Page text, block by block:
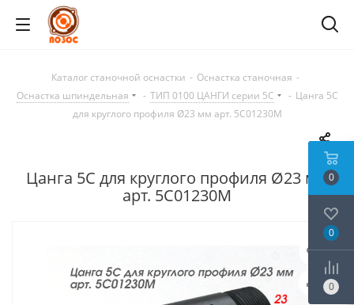
Каталог станочной оснастки - Оснастка станочная -
Оснастка шпиндельная
- ТИП 0100 ЦАНГИ серии 5C - Цанга 5С
для круглого профиля Ø23 мм арт. 5C01230M
Цанга 5С для круглого профиля Ø23 мм
арт. 5C01230M
0
0
0